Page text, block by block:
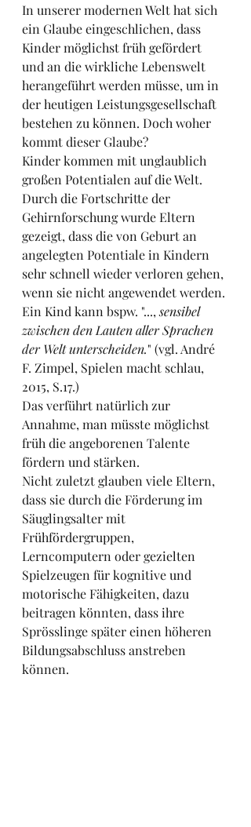
In unserer modernen Welt hat sich
ein Glaube eingeschlichen, dass
Kinder möglichst früh gefördert
und an die wirkliche Lebenswelt
herangeführt werden müsse, um in
der heutigen Leistungsgesellschaft
bestehen zu können. Doch woher
kommt dieser Glaube?
Kinder kommen mit unglaublich
großen Potentialen auf die Welt.
Durch die Fortschritte der
Gehirnforschung wurde Eltern
gezeigt, dass die von Geburt an
angelegten Potentiale in Kindern
sehr schnell wieder verloren gehen,
wenn sie nicht angewendet werden.
Ein Kind kann bspw. "..., sensibel
zwischen den Lauten aller Sprachen
der Welt unterscheiden." (vgl. André
F. Zimpel, Spielen macht schlau,
2015, S.17.)
Das verführt natürlich zur
Annahme, man müsste möglichst
früh die angeborenen Talente
fördern und stärken.
Nicht zuletzt glauben viele Eltern,
dass sie durch die Förderung im
Säuglingsalter mit
Frühfördergruppen,
Lerncomputern oder gezielten
Spielzeugen für kognitive und
motorische Fähigkeiten, dazu
beitragen könnten, dass ihre
Sprösslinge später einen höheren
Bildungsabschluss anstreben
können.